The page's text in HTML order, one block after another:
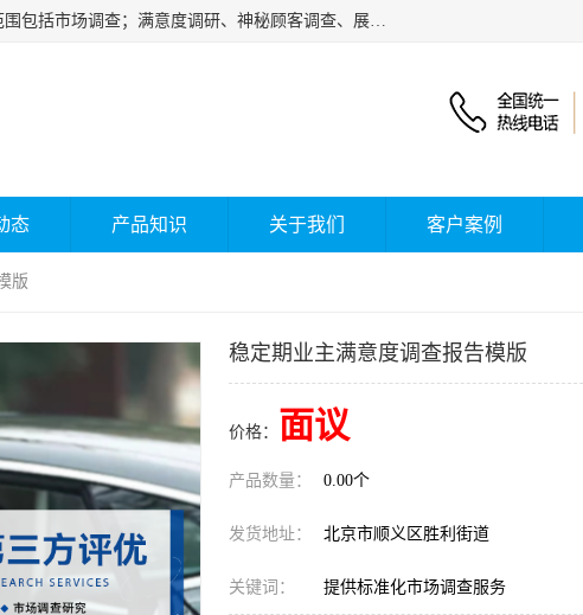
北京国标市场调查有限公司成立于2018年，注册地位于北京市顺义区。经营范围包括市场调查；满意度调研、神秘顾客调查、展览展示等；房地产信息咨询。
态 产品知识 关于我们 客户案例
版
稳定期业主满意度调查报告模版
价格： 面议
产品数量： 0.00个
发货地址： 北京市顺义区胜利街道
关键词： 提供标准化市场调查服务